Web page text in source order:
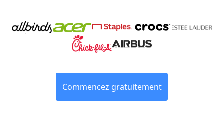
Commencez gratuitement